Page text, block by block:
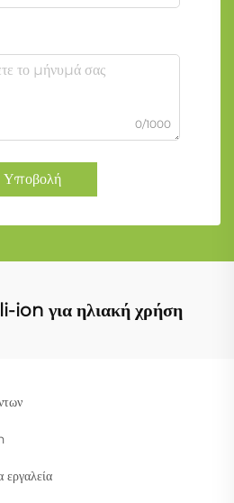
0/1000
Υποβολή
ion για ηλιακή χρήση